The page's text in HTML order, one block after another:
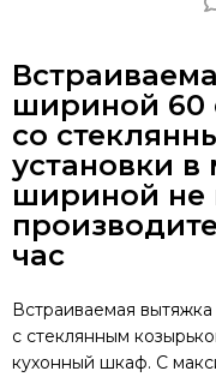
шириной 60
со
установки
шириной не
час
Встраиваемая
с стеклянным
кухонный шкаф. С